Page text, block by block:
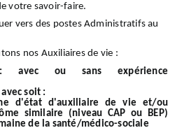
votre savoir-faire.
vers des postes Administratifs au
nos Auxiliaires de vie :
:avec ou sans expérience
soit :
d'état d'auxiliaire de vie et/ou
similaire (niveau CAP ou BEP)
de la santé/médico-sociale